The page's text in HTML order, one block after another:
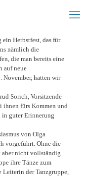
Herbstfest, das für
nämlich die
die man bereits eine
auf neue
November, hatten wir
Sorich, Vorsitzende
ihnen fürs Kommen und
in guter Erinnerung
von Olga
vorgeführt. Ohne die
aber nicht vollständig
ihre Tänze zum
Leiterin der Tanzgruppe,